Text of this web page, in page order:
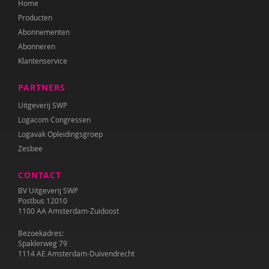
Annet Weterings
Iris Wierdsma
Merel van der Wouden
Home
Producten
Abonnementen
Abonneren
Klantenservice
PARTNERS
Uitgeverij SWP
Logacom Congressen
Logavak Opleidingsgroep
Zesbee
CONTACT
BV Uitgeverij SWP
Postbus 12010
1100 AA Amsterdam-Zuidoost
Bezoekadres:
Spaklerweg 79
1114 AE Amsterdam-Duivendrecht